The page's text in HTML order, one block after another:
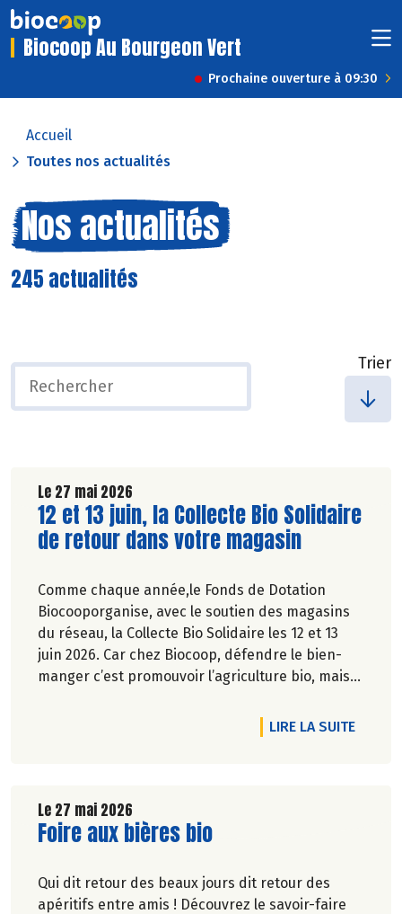
Biocoop Au Bourgeon Vert
Prochaine ouverture à 09:30
Accueil
Toutes nos actualités
Nos actualités
245 actualités
Trier
Le 27 mai 2026
Lire la suite de l'article
12 et 13 juin, la Collecte Bio Solidaire
de retour dans votre magasin
Comme chaque année,le Fonds de Dotation
Biocooporganise, avec le soutien des magasins
du réseau, la Collecte Bio Solidaire les 12 et 13
juin 2026. Car chez Biocoop, défendre le bien-
manger c’est promouvoir l’agriculture bio, mais
LIRE LA SUITEDE
Le 27 mai 2026
Lire la suite de l'article
Foire aux bières bio
Qui dit retour des beaux jours dit retour des
apéritifs entre amis ! Découvrez le savoir-faire